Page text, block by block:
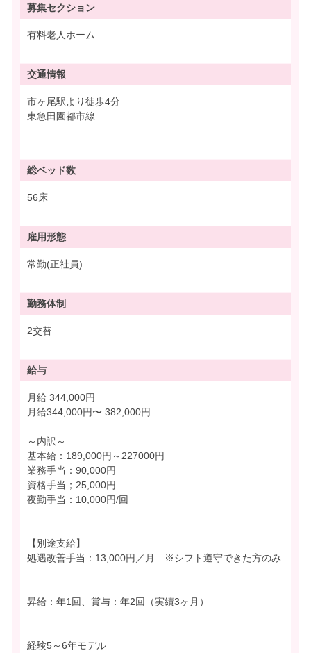
募集セクション
有料老人ホーム
交通情報
市ヶ尾駅より徒歩4分
東急田園都市線
総ベッド数
56床
雇用形態
常勤(正社員)
勤務体制
2交替
給与
月給 344,000円
月給344,000円〜 382,000円
～内訳～
基本給：189,000円～227000円
業務手当：90,000円
資格手当；25,000円
夜勤手当：10,000円/回
【別途支給】
処遇改善手当：13,000円／月 ※シフト遵守できた方のみ
昇給：年1回、賞与：年2回（実績3ヶ月）
経験5～6年モデル